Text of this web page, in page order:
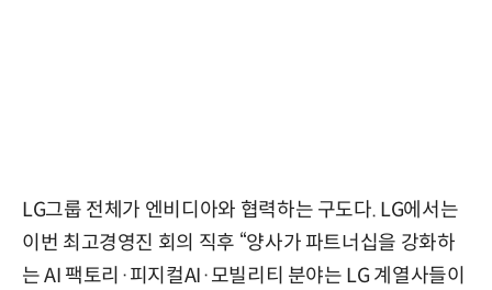
LG그룹 전체가 엔비디아와 협력하는 구도다. LG에서는
이번 최고경영진 회의 직후 “양사가 파트너십을 강화하
는 AI 팩토리·피지컬AI·모빌리티 분야는 LG 계열사들이